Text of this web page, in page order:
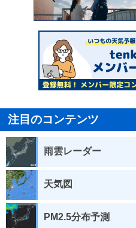
注目のコンテンツ
雨雲レーダー
天気図
PM2.5分布予測